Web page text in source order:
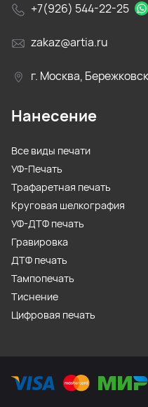
+7(926) 544-22-25
zakaz@artia.ru
г. Москва,
Нанесение
Все виды печати
УФ-Печать
Трафаретная печать
Круговая шелкография
УФ-ДТФ печать
Гравировка
ДТФ печать
Тампопечать
Тиснение
Цифровая печать